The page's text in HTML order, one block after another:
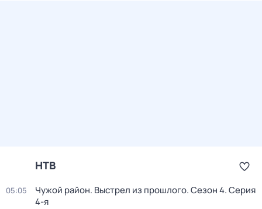
НТВ
05:05 Чужой район. Выстрел из прошлого. Сезон 4. Серия
4-я